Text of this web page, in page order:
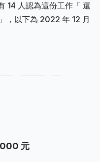
14 人認為這份工作「 還
，以下為 2022 年 12 月
元